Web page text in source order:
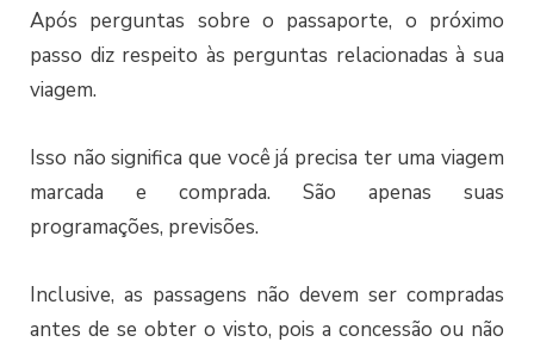
Após perguntas sobre o passaporte, o próximo
passo diz respeito às perguntas relacionadas à sua
viagem.
Isso não significa que você já precisa ter uma viagem
marcada e comprada. São apenas suas
programações, previsões.
Inclusive, as passagens não devem ser compradas
antes de se obter o visto, pois a concessão ou não